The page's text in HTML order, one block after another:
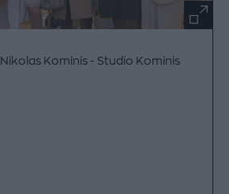
Kominis - Studio Kominis